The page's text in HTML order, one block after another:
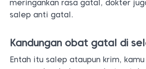
meringankan rasa gatal, dokter
salep anti gatal.
Kandungan obat gatal di
Entah itu salep ataupun krim,